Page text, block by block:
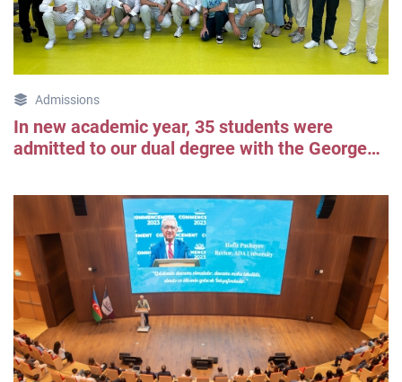
Admissions
In new academic year, 35 students were
admitted to our dual degree with the George